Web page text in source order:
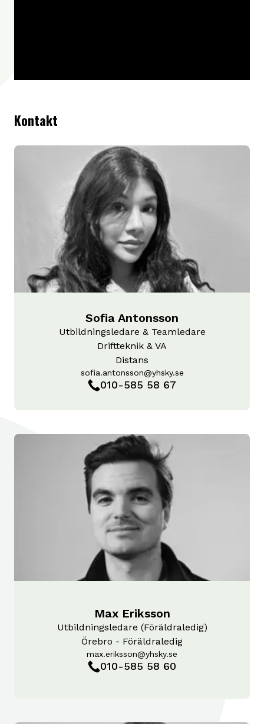
Kontakt
Sofia Antonsson
Utbildningsledare & Teamledare
Driftteknik & VA
Distans
sofia.antonsson@yhsky.se
010-585 58 67
Max Eriksson
Utbildningsledare (Föräldraledig)
Örebro - Föräldraledig
max.eriksson@yhsky.se
010-585 58 60